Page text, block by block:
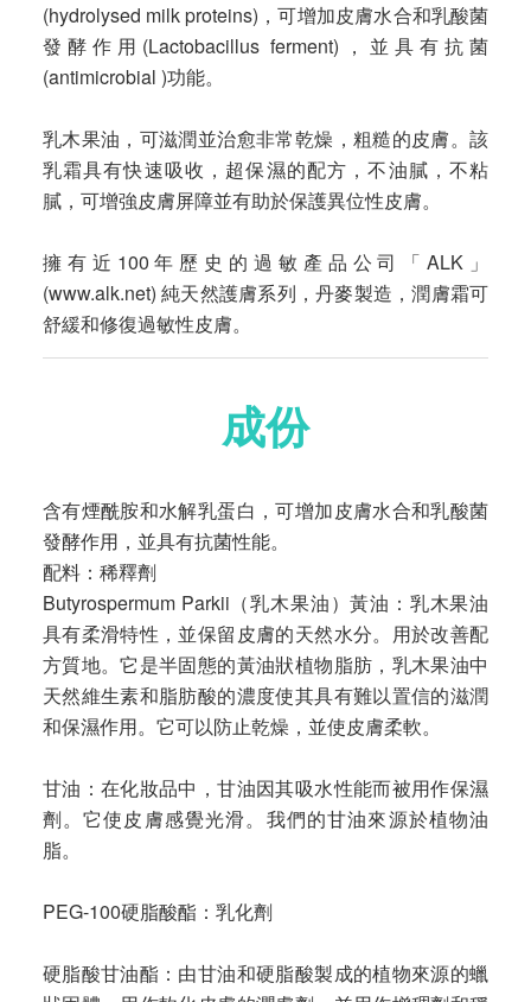
(hydrolysed milk proteins)，可增加皮膚水合和乳酸菌
發酵作用(Lactobacillus ferment)，並具有抗菌
(antimicrobial )功能。
乳木果油，可滋潤並治愈非常乾燥，粗糙的皮膚。該
乳霜具有快速吸收，超保濕的配方，不油膩，不粘
膩，可增強皮膚屏障並有助於保護異位性皮膚。
擁有近100年歷史的過敏產品公司「ALK」
(www.alk.net) 純天然護膚系列，丹麥製造，潤膚霜可
舒緩和修復過敏性皮膚。
成份
含有煙酰胺和水解乳蛋白，可增加皮膚水合和乳酸菌
發酵作用，並具有抗菌性能。
配料：稀釋劑
Butyrospermum Parkii（乳木果油）黃油：乳木果油
具有柔滑特性，並保留皮膚的天然水分。用於改善配
方質地。它是半固態的黃油狀植物脂肪，乳木果油中
天然維生素和脂肪酸的濃度使其具有難以置信的滋潤
和保濕作用。它可以防止乾燥，並使皮膚柔軟。
甘油：在化妝品中，甘油因其吸水性能而被用作保濕
劑。它使皮膚感覺光滑。我們的甘油來源於植物油
脂。
PEG-100硬脂酸酯：乳化劑
硬脂酸甘油酯：由甘油和硬脂酸製成的植物來源的蠟